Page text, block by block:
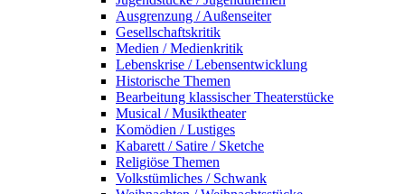
Ausgrenzung / Außenseiter
Gesellschaftskritik
Medien / Medienkritik
Lebenskrise / Lebensentwicklung
Historische Themen
Bearbeitung klassischer Theaterstücke
Musical / Musiktheater
Komödien / Lustiges
Kabarett / Satire / Sketche
Religiöse Themen
Volkstümliches / Schwank